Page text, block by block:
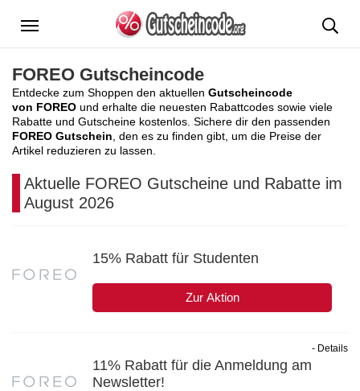
Menü
FOREO Gutscheincode
Entdecke zum Shoppen den aktuellen Gutscheincode
von FOREO und erhalte die neuesten Rabattcodes sowie viele
Rabatte und Gutscheine kostenlos. Sichere dir den passenden
FOREO Gutschein , den es zu finden gibt, um die Preise der
Artikel reduzieren zu lassen.
Aktuelle FOREO Gutscheine und Rabatte im
August 2026
15% Rabatt für Studenten
Zur Aktion
11% Rabatt für die Anmeldung am
Newsletter!
- Details